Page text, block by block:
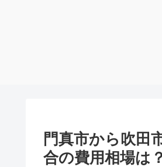
門真市から吹田
合の費用相場は？